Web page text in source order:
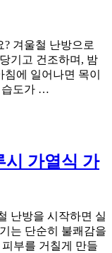
겨울철 난방으로
기고 건조하며, 밤
에 일어나면 목이
습도가 …
시 가열식 가
난방을 시작하면 실
는 단순히 불쾌감을
부를 거칠게 만들